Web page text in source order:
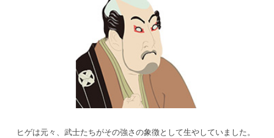
ヒゲは元々、武士たちがその強さの象徴として生やしていました。